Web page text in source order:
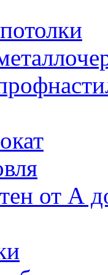
от А